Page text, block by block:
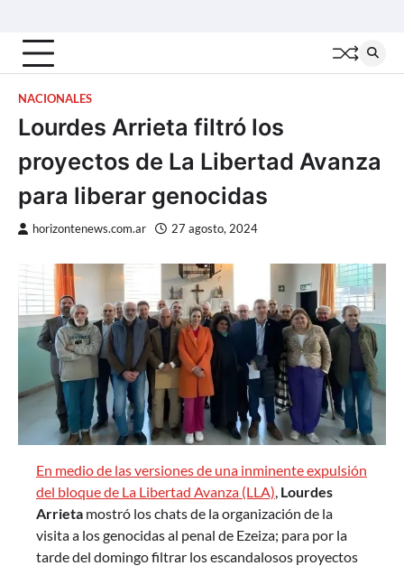
content
NACIONALES
Lourdes Arrieta filtró los
proyectos de La Libertad Avanza
para liberar genocidas
horizontenews.com.ar 27 agosto, 2024
En medio de las versiones de una inminente expulsión
del bloque de La Libertad Avanza (LLA) Lourdes
Arrieta mostró los chats de la organización de la
visita a los genocidas al penal de Ezeiza; para por la
tarde del domingo filtrar los escandalosos proyectos